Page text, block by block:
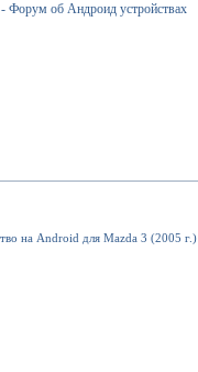
Форум об Андроид устройствах
на Android для Mazda 3 (2005 г.)